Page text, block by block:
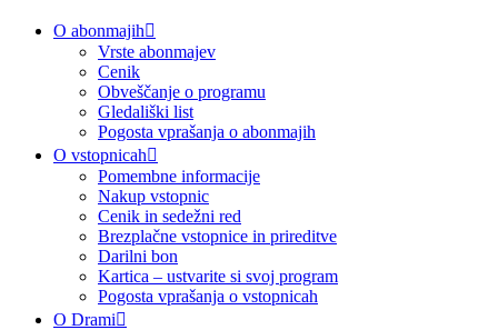
O abonmajih
Vrste abonmajev
Cenik
Obveščanje o programu
Gledališki list
Pogosta vprašanja o abonmajih
O vstopnicah
Pomembne informacije
Nakup vstopnic
Cenik in sedežni red
Brezplačne vstopnice in prireditve
Darilni bon
Kartica – ustvarite si svoj program
Pogosta vprašanja o vstopnicah
O Drami